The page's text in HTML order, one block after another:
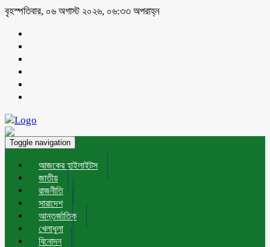
বৃহস্পতিবার, ০৬ অগাস্ট ২০২৬, ০৬:৩৩ অপরাহ্ন
Toggle navigation
আজকের হাইলাইটস
জাতীয়
রাজনীতি
সারাদেশ
আন্তর্জাতিক
খেলাধুলা
বিনোদন